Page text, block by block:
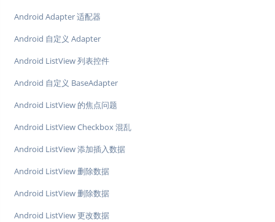
Android Adapter 适配器
Android 自定义 Adapter
Android ListView 列表控件
Android 自定义 BaseAdapter
Android ListView 的焦点问题
Android ListView Checkbox 混乱
Android ListView 添加插入数据
Android ListView 删除数据
Android ListView 删除数据
Android ListView 更改数据